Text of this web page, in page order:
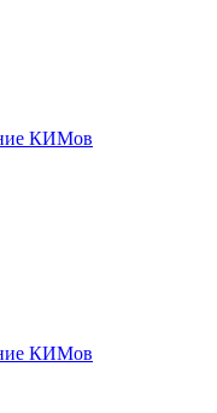
КИМов
КИМов